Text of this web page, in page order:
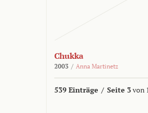
Chukka
2003 / Anna Martinetz
539 Einträge / Seite 3von